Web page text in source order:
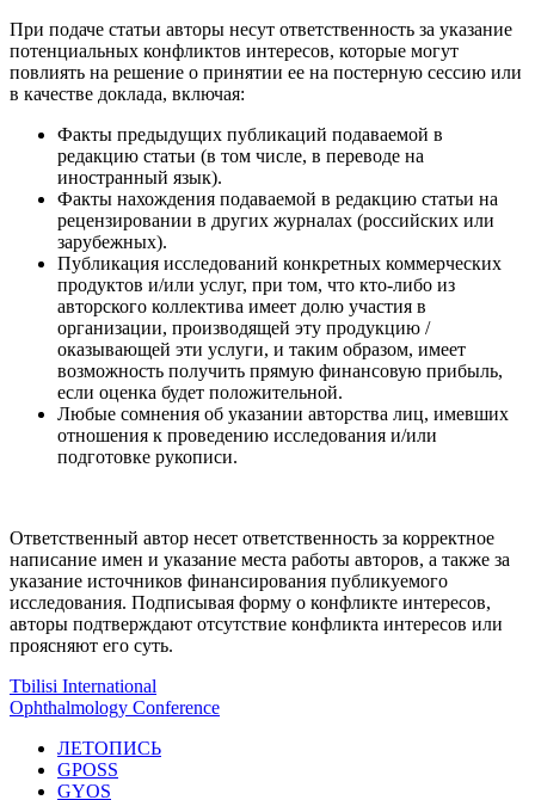
При подаче статьи авторы несут ответственность за указание
потенциальных конфликтов интересов, которые могут
повлиять на решение о принятии ее на постерную сессию или
в качестве доклада, включая:
Факты предыдущих публикаций подаваемой в
редакцию статьи (в том числе, в переводе на
иностранный язык).
Факты нахождения подаваемой в редакцию статьи на
рецензировании в других журналах (российских или
зарубежных).
Публикация исследований конкретных коммерческих
продуктов и/или услуг, при том, что кто-либо из
авторского коллектива имеет долю участия в
организации, производящей эту продукцию /
оказывающей эти услуги, и таким образом, имеет
возможность получить прямую финансовую прибыль,
если оценка будет положительной.
Любые сомнения об указании авторства лиц, имевших
отношения к проведению исследования и/или
подготовке рукописи.
Ответственный автор несет ответственность за корректное
написание имен и указание места работы авторов, а также за
указание источников финансирования публикуемого
исследования. Подписывая форму о конфликте интересов,
авторы подтверждают отсутствие конфликта интересов или
проясняют его суть.
Tbilisi International
Ophthalmology Conference
ЛЕТОПИСЬ
GPOSS
GYOS